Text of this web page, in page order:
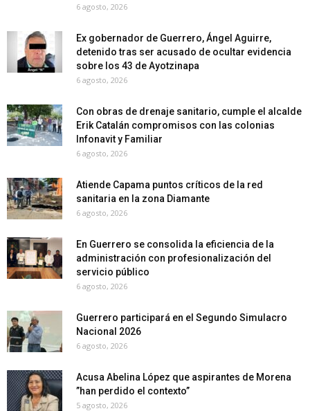
6 agosto, 2026
Ex gobernador de Guerrero, Ángel Aguirre,
detenido tras ser acusado de ocultar evidencia
sobre los 43 de Ayotzinapa
6 agosto, 2026
Con obras de drenaje sanitario, cumple el alcalde
Erik Catalán compromisos con las colonias
Infonavit y Familiar
6 agosto, 2026
Atiende Capama puntos críticos de la red
sanitaria en la zona Diamante
6 agosto, 2026
En Guerrero se consolida la eficiencia de la
administración con profesionalización del
servicio público
6 agosto, 2026
Guerrero participará en el Segundo Simulacro
Nacional 2026
6 agosto, 2026
Acusa Abelina López que aspirantes de Morena
”han perdido el contexto”
5 agosto, 2026